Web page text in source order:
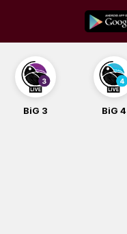
content
BiG 3 BiG 4